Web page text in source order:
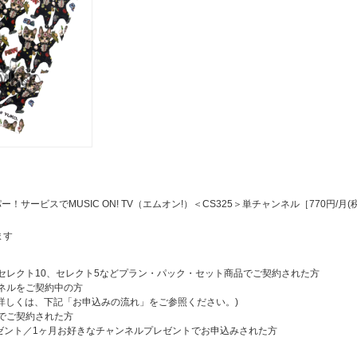
！サービスでMUSIC ON! TV（エムオン!）＜CS325＞単チャンネル［770円/月(
す
レクト10、セレクト5などプラン・パック・セット商品でご契約された方
ルをご契約中の方
くは、下記「お申込みの流れ」をご参照ください。)
ご契約された方
ト／1ヶ月お好きなチャンネルプレゼントでお申込みされた方